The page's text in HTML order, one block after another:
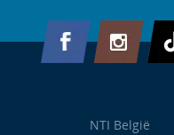
NTI België